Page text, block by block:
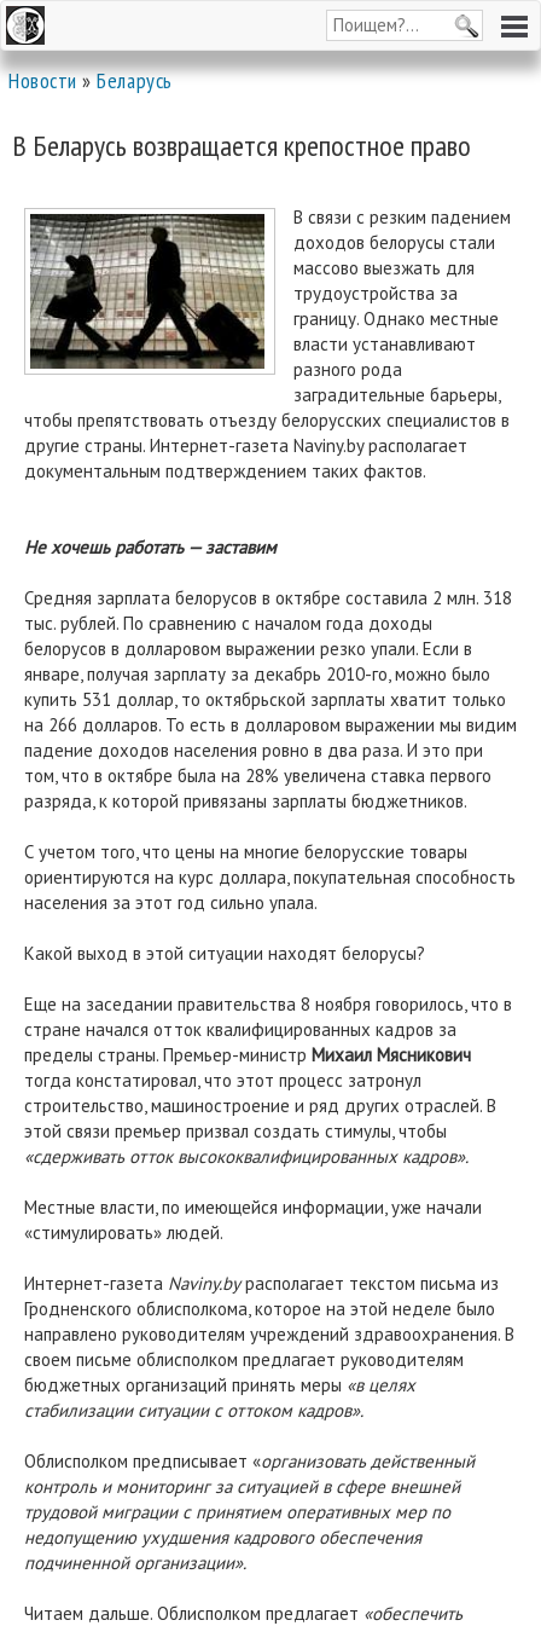
Новости»Беларусь
В Беларусь возвращается крепостное право
В связи с резким падением
доходов белорусы стали
массово выезжать для
трудоустройства за
границу. Однако местные
власти устанавливают
разного рода
заградительные барьеры,
чтобы препятствовать отъезду белорусских специалистов в
другие страны. Интернет-газета Naviny.by располагает
документальным подтверждением таких фактов.
Не хочешь работать — заставим
Средняя зарплата белорусов в октябре составила 2 млн. 318
тыс. рублей. По сравнению с началом года доходы
белорусов в долларовом выражении резко упали. Если в
январе, получая зарплату за декабрь 2010-го, можно было
купить 531 доллар, то октябрьской зарплаты хватит только
на 266 долларов. То есть в долларовом выражении мы видим
падение доходов населения ровно в два раза. И это при
том, что в октябре была на 28% увеличена ставка первого
разряда, к которой привязаны зарплаты бюджетников.
С учетом того, что цены на многие белорусские товары
ориентируются на курс доллара, покупательная способность
населения за этот год сильно упала.
Какой выход в этой ситуации находят белорусы?
Еще на заседании правительства 8 ноября говорилось, что в
стране начался отток квалифицированных кадров за
пределы страны. Премьер-министр Михаил Мясникович
тогда констатировал, что этот процесс затронул
строительство, машиностроение и ряд других отраслей. В
этой связи премьер призвал создать стимулы, чтобы
«сдерживать отток высококвалифицированных кадров».
Местные власти, по имеющейся информации, уже начали
«стимулировать» людей.
Интернет-газета Naviny.byрасполагает текстом письма из
Гродненского облисполкома, которое на этой неделе было
направлено руководителям учреждений здравоохранения. В
своем письме облисполком предлагает руководителям
бюджетных организаций принять меры «в целях
стабилизации ситуации с оттоком кадров».
Облисполком предписывает «организовать действенный
контроль и мониторинг за ситуацией в сфере внешней
трудовой миграции с принятием оперативных мер по
недопущению ухудшения кадрового обеспечения
подчиненной организации».
Читаем дальше. Облисполком предлагает «обеспечить